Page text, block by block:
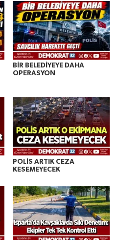
BİR BELEDİYEYE DAHA
OPERASYON
POLİS ARTIK CEZA
KESEMEYECEK